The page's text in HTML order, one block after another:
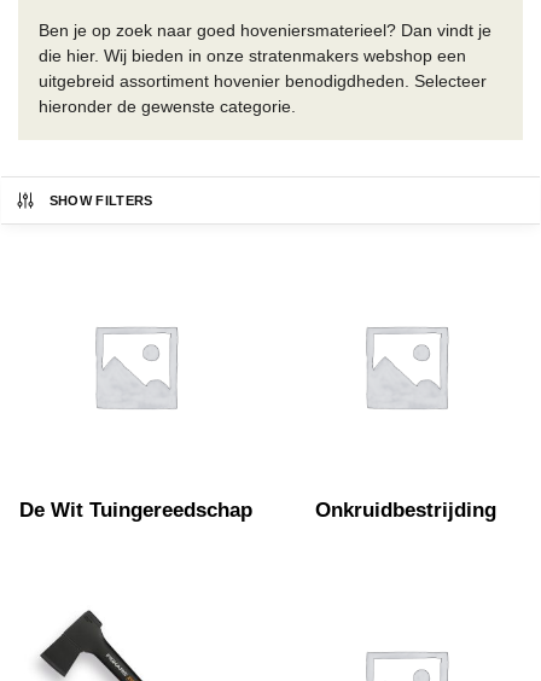
Ben je op zoek naar goed hoveniersmaterieel? Dan vindt je
die hier. Wij bieden in onze stratenmakers webshop een
uitgebreid assortiment hovenier benodigdheden. Selecteer
hieronder de gewenste categorie.
SHOW FILTERS
De Wit Tuingereedschap Onkruidbestrijding